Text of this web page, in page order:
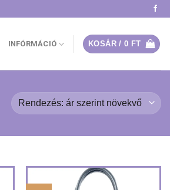
INFÓRMÁCIÓ KOSÁR /0 FT